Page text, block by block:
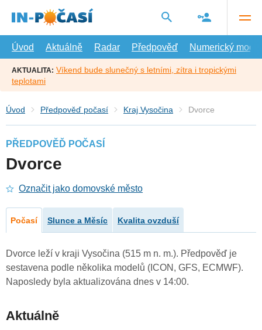
hlavní
Úvod
Aktuálně Radar Předpověď Numerický model
AKTUALITA: Víkend bude slunečný s letními, zítra i tropickými
teplotami
Úvod Předpověď počasí Kraj Vysočina Dvorce
PŘEDPOVĚĎ POČASÍ
Dvorce
Označit jako domovské město
Počasí Slunce a Měsíc Kvalita ovzduší
Dvorce leží v kraji Vysočina (515 m n. m.). Předpověď je
sestavena podle několika modelů (ICON, GFS, ECMWF).
Naposledy byla aktualizována dnes v 14:00.
Aktuálně